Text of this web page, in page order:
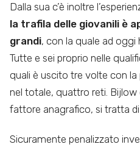
Dalla sua c’è inoltre
la trafila delle giovanili è
grandi, con la quale ad oggi
Tutte e sei proprio nelle
quali è uscito tre volte con
nel totale, quattro reti. Bijlow
fattore anagrafico, si tratta
Sicuramente penalizzato